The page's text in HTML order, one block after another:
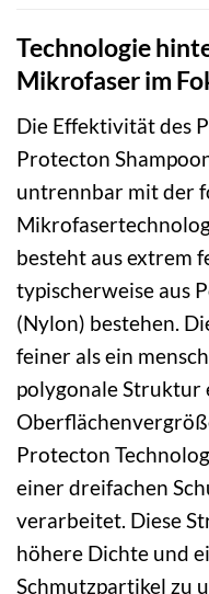
Technologie
Mikrofaser im
Die Effektivität des
Protecton
untrennbar mit der
besteht aus extrem
typischerweise aus
(Nylon) bestehen.
feiner als ein
polygonale Struktur
Protecton
einer dreifachen
verarbeitet. Diese
höhere Dichte und
Schmutzpartikel zu